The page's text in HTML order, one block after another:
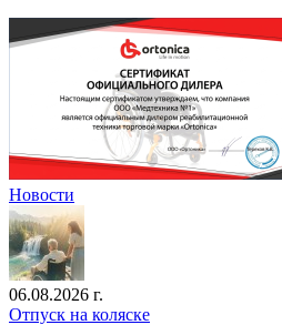
Новости
06.08.2026 г.
Отпуск на коляске